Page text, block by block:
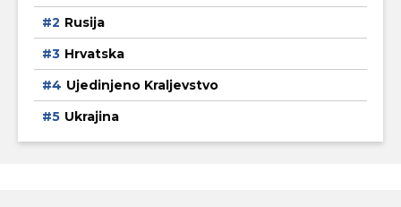
Rusija
Hrvatska
Ujedinjeno Kraljevstvo
Ukrajina